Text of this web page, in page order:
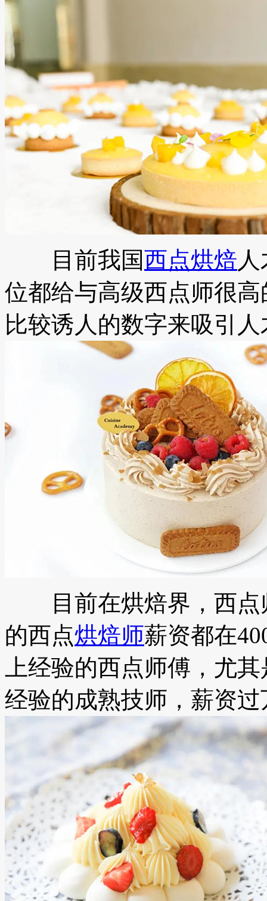
目前我国西点烘焙
位都给与高级西点师很
比较诱人的数字来吸引人
目前在烘焙界，西点
的西点烘焙师薪资都在
上经验的西点师傅，尤
经验的成熟技师，薪资